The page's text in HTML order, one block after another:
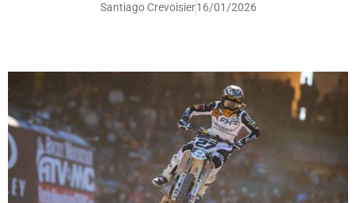
Santiago Crevoisier16/01/2026